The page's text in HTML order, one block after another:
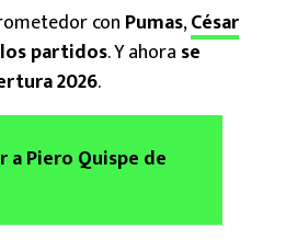
conPumas,César
partidos. Y ahora se
2026.
Piero Quispe de